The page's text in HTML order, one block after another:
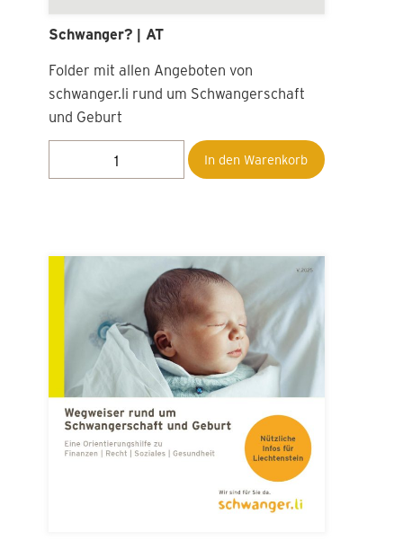
Schwanger? | AT
Folder mit allen Angeboten von
schwanger.li rund um Schwangerschaft
und Geburt
In den Warenkorb